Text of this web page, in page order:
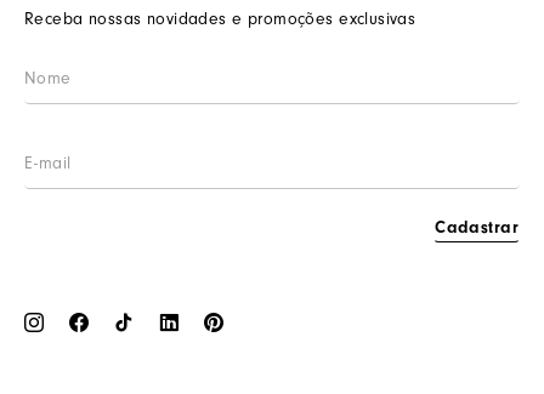
Prazos de entrega
LGPD
Cashback
Wishlist
Receba nossas novidades e promoções exclusivas
Cadastrar